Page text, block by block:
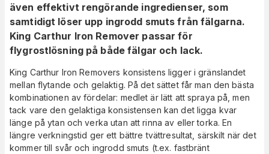
även effektivt rengörande ingredienser, som
samtidigt löser upp ingrodd smuts från fälgarna.
King Carthur Iron Remover passar för
flygrostlösning på både fälgar och lack.
King Carthur Iron Removers konsistens ligger i gränslandet
mellan flytande och gelaktig. På det sättet får man den bästa
kombinationen av fördelar: medlet är lätt att spraya på, men
tack vare den gelaktiga konsistensen kan det ligga kvar
länge på ytan och verka utan att rinna av eller torka. En
längre verkningstid ger ett bättre tvättresultat, särskilt när det
kommer till svår och ingrodd smuts (t.ex. fastbränt